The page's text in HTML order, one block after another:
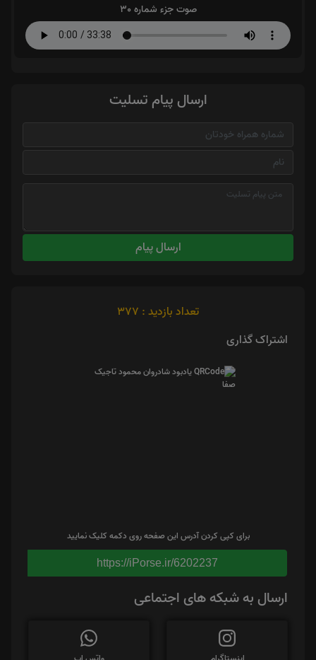
صوت جزء شماره 30
ارسال پیام تسلیت
ارسال پیام
تعداد بازدید : 377
اشتراک گذاری
برای کپی کردن آدرس این صفحه روی دکمه کلیک نمایید
https://iPorse.ir/6202237
ارسال به شبکه های اجتماعی